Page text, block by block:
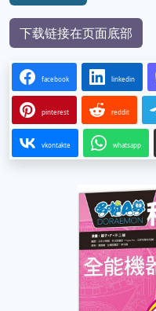
下载链接在页面底部
facebook linkedin
pinterest reddit
vkontakte whatsapp